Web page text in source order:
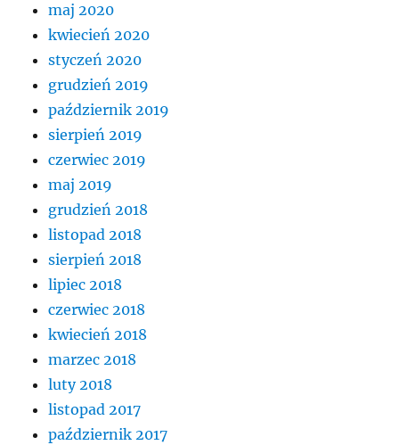
maj 2020
kwiecień 2020
styczeń 2020
grudzień 2019
październik 2019
sierpień 2019
czerwiec 2019
maj 2019
grudzień 2018
listopad 2018
sierpień 2018
lipiec 2018
czerwiec 2018
kwiecień 2018
marzec 2018
luty 2018
listopad 2017
październik 2017